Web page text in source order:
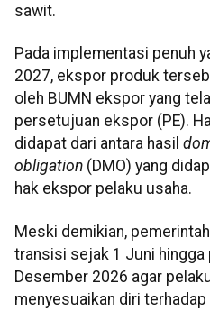
sawit.
Pada implementasi penuh
2027, ekspor produk
oleh BUMN ekspor yang
persetujuan ekspor (PE).
didapat dari antara hasil
obligation (DMO) yang
hak ekspor pelaku usaha.
Meski demikian,
transisi sejak 1 Juni hingga
Desember 2026 agar
menyesuaikan diri